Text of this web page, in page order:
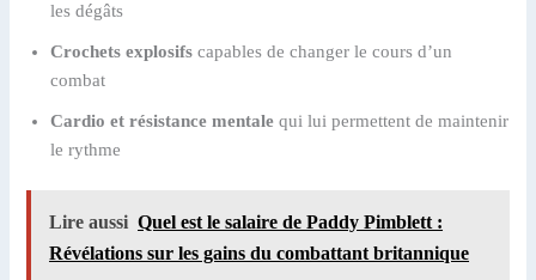
les dégâts
Crochets explosifs capables de changer le cours d’un
combat
Cardio et résistance mentale qui lui permettent de maintenir
le rythme
Lire aussi Quel est le salaire de Paddy Pimblett :
Révélations sur les gains du combattant britannique